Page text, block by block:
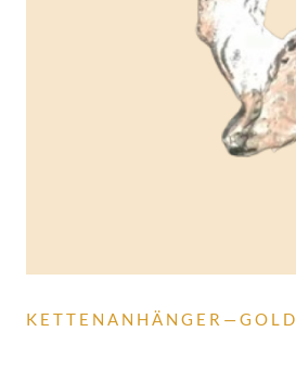
K E T T E N A N H Ä N G E R — G O L D